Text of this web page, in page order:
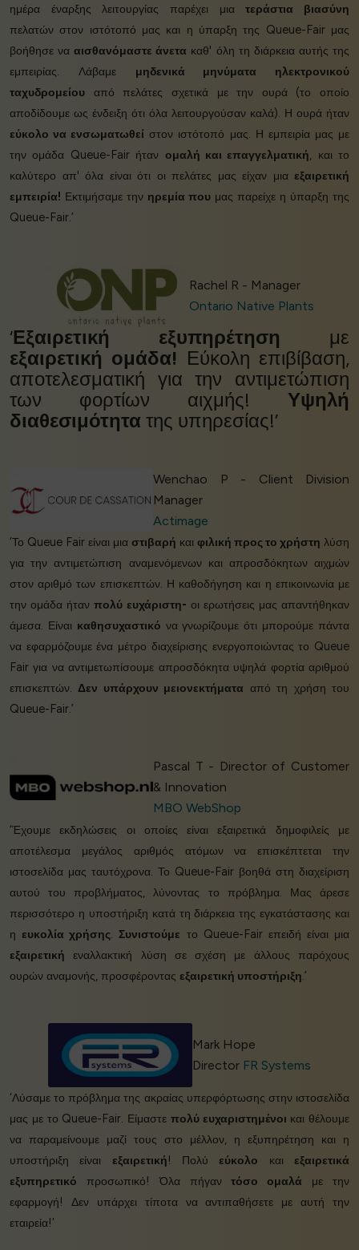
ημέρα έναρξης λειτουργίας παρέχει μιατεράστια βιασύνη
πελατών στον ιστότοπό μας και η ύπαρξη της Queue-Fair μας
βοήθησε νααισθανόμαστε άνετα καθ' όλη τη διάρκεια αυτής της
εμπειρίας. Λάβαμε μηδενικά μηνύματα ηλεκτρονικού
ταχυδρομείου από πελάτες σχετικά με την ουρά (το οποίο
αποδίδουμε ως ένδειξη ότι όλα λειτουργούσαν καλά). Η ουρά ήταν
εύκολο να ενσωματωθεί στον ιστότοπό μας. Η εμπειρία μας με
την ομάδα Queue-Fair ήταν ομαλή και επαγγελματική, και το
καλύτερο απ' όλα είναι ότι οι πελάτες μας είχαν μια εξαιρετική
εμπειρία! Εκτιμήσαμε την ηρεμία που μας παρείχε η ύπαρξη της
Queue-Fair.’
Rachel R - Manager
Ontario Native Plants
‘Εξαιρετική εξυπηρέτηση με
εξαιρετική ομάδα! Εύκολη επιβίβαση,
αποτελεσματική για την αντιμετώπιση
των φορτίων αιχμής! Υψηλή
διαθεσιμότητα της υπηρεσίας!’
Wenchao P - Client Division
Manager
Actimage
‘Το Queue Fair είναι μια στιβαρή και φιλική προς το χρήστη λύση
για την αντιμετώπιση αναμενόμενων και απροσδόκητων αιχμών
στον αριθμό των επισκεπτών. Η καθοδήγηση και η επικοινωνία με
την ομάδα ήτανπολύ ευχάριστη- οι ερωτήσεις μας απαντήθηκαν
άμεσα. Είναι καθησυχαστικό να γνωρίζουμε ότι μπορούμε πάντα
να εφαρμόζουμε ένα μέτρο διαχείρισης ενεργοποιώντας το Queue
Fair για να αντιμετωπίσουμε απροσδόκητα υψηλά φορτία αριθμού
επισκεπτών.Δεν υπάρχουν μειονεκτήματα από τη χρήση του
Queue-Fair.’
Pascal T - Director of Customer
& Innovation
MBO WebShop
‘Έχουμε εκδηλώσεις οι οποίες είναι εξαιρετικά δημοφιλείς με
αποτέλεσμα μεγάλος αριθμός ατόμων να επισκέπτεται την
ιστοσελίδα μας ταυτόχρονα. Το Queue-Fair βοηθά στη διαχείριση
αυτού του προβλήματος, λύνοντας το πρόβλημα. Μας άρεσε
περισσότερο η υποστήριξη κατά τη διάρκεια της εγκατάστασης και
ηευκολία χρήσης Συνιστούμε το Queue-Fair επειδή είναι μια
εξαιρετική εναλλακτική λύση σε σχέση με άλλους παρόχους
ουρών αναμονής, προσφέροντας εξαιρετική υποστήριξη .’
Mark Hope
Director FR Systems
‘Λύσαμε το πρόβλημα της ακραίας υπερφόρτωσης στην ιστοσελίδα
μας με το Queue-Fair. Είμαστε πολύ ευχαριστημένοι και θέλουμε
να παραμείνουμε μαζί τους στο μέλλον, η εξυπηρέτηση και η
υποστήριξη είναι εξαιρετική! Πολύεύκολο καιεξαιρετικά
εξυπηρετικό προσωπικό! Όλα πήγαντόσο ομαλά με την
εφαρμογή! Δεν υπάρχει τίποτα να αντιπαθήσετε με αυτή την
εταιρεία!’